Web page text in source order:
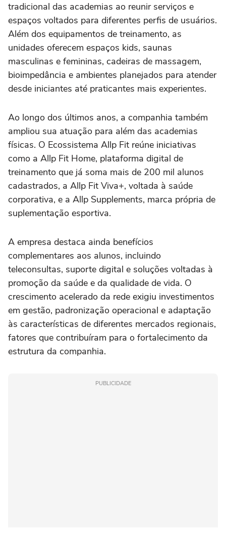
tradicional das academias ao reunir serviços e
espaços voltados para diferentes perfis de usuários.
Além dos equipamentos de treinamento, as
unidades oferecem espaços kids, saunas
masculinas e femininas, cadeiras de massagem,
bioimpedância e ambientes planejados para atender
desde iniciantes até praticantes mais experientes.
Ao longo dos últimos anos, a companhia também
ampliou sua atuação para além das academias
físicas. O Ecossistema Allp Fit reúne iniciativas
como a Allp Fit Home, plataforma digital de
treinamento que já soma mais de 200 mil alunos
cadastrados, a Allp Fit Viva+, voltada à saúde
corporativa, e a Allp Supplements, marca própria de
suplementação esportiva.
A empresa destaca ainda benefícios
complementares aos alunos, incluindo
teleconsultas, suporte digital e soluções voltadas à
promoção da saúde e da qualidade de vida. O
crescimento acelerado da rede exigiu investimentos
em gestão, padronização operacional e adaptação
às características de diferentes mercados regionais,
fatores que contribuíram para o fortalecimento da
estrutura da companhia.
PUBLICIDADE